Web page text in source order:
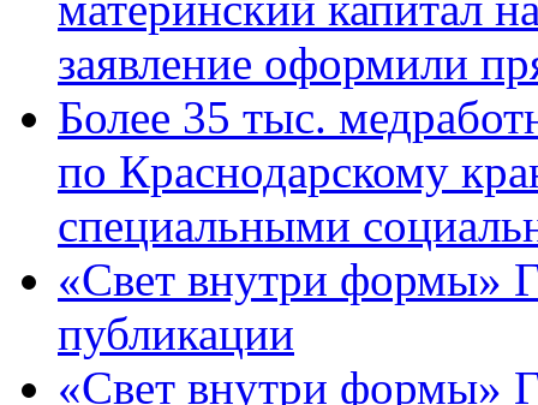
заявление оформили
Более 35 тыс.
по Краснодарскому
специальными
«Свет внутри формы»
публикации
«Свет внутри формы»